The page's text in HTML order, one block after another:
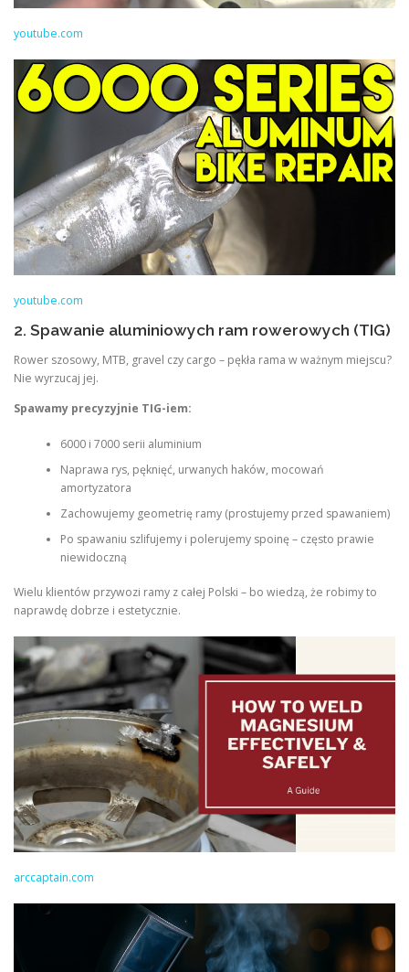
youtube.com
youtube.com
2. Spawanie aluminiowych ram rowerowych (TIG)
Rower szosowy, MTB, gravel czy cargo – pękła rama w ważnym miejscu?
Nie wyrzucaj jej.
Spawamy precyzyjnie TIG-iem:
6000 i 7000 serii aluminium
Naprawa rys, pęknięć, urwanych haków, mocowań
amortyzatora
Zachowujemy geometrię ramy (prostujemy przed spawaniem)
Po spawaniu szlifujemy i polerujemy spoinę – często prawie
niewidoczną
Wielu klientów przywozi ramy z całej Polski – bo wiedzą, że robimy to
naprawdę dobrze i estetycznie.
arccaptain.com